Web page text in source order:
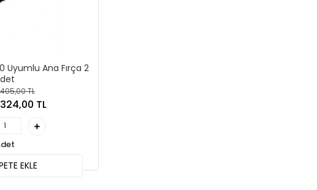
Uyumlu Ana Fırça 2
405,00 TL
324,00 TL
EKLE